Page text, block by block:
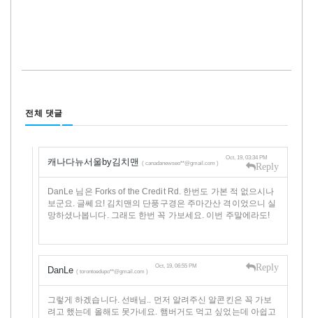
전체 댓글
캐나다뉴서울by김치맨 ( canadanewseo**@gmail.com )
Oct, 19, 03:34 PM
Reply
DanLe 님은 Forks of the Credit Rd. 한번도 가본 적 없으시나
보군요. 글쎄요! 김치맨의 단풍구경은 주마간산 격이었으니 실
망하셨나봅니다. 그래도 한번 꼭 가보세요. 이번 주말에라도!
DanLe ( torontoedupo**@gmail.com )
Oct, 19, 06:55 PM Reply
그렇게 하겠습니다. 선배님.. 먼저 알려주신 알콘킨은 꼭 가보
려고 했는데 올해도 못가네요. 햄버거도 먹고 싶었는데 아쉽고